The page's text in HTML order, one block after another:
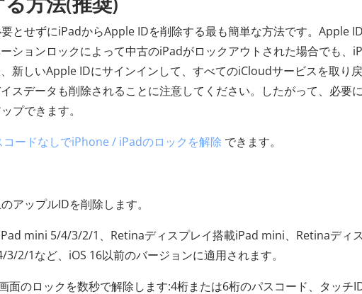
とせずにiPadからApple IDを削除する最も簡単な方法です。Apple
ションロックによって中古のiPadがロックアウトされた場合でも、
新しいApple IDにサインインして、すべてのiCloudサービスを取り
スデータも削除されることに注意してください。したがって、必要
プできます。
コードなしでiPhone / iPadのロックを解除 できます。
アップルIDを削除します。
mini 5/4/3/2/1、Retinaディスプレイ搭載iPad mini、Retinaディ
2/1など、iOS 16以前のバージョンに適用されます。
のロックを数秒で解除します:4桁または6桁のパスコード、タッチ